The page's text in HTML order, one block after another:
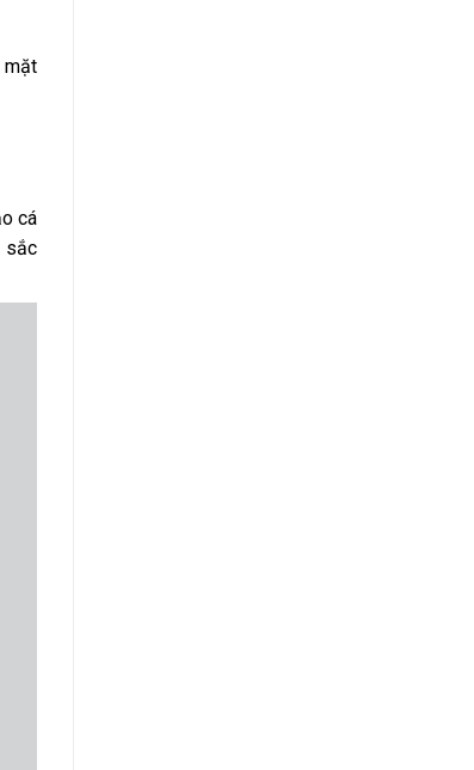
mặt
cá
sắc